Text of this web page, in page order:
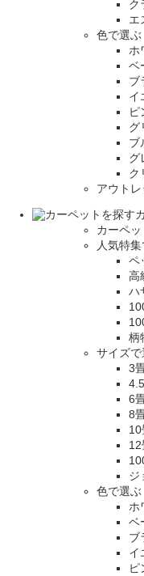
ク
エ
色で選ぶ
ホ
ベ
ブ
イ
ピ
グ
ブ
グ
ク
アウトレ
カーペ
人気特
ペ
高
ハ
柄
サイズで
3
6
8
10
12
ジ
色で選ぶ
ホ
ベ
ブ
イ
ピ